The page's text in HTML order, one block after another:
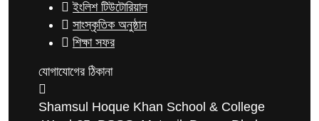
ইংলিশ টিউটোরিয়াল
সাংস্কৃতিক অনুষ্ঠান
শিক্ষা সফর
যোগাযোগের ঠিকানা
Shamsul Hoque Khan School & College